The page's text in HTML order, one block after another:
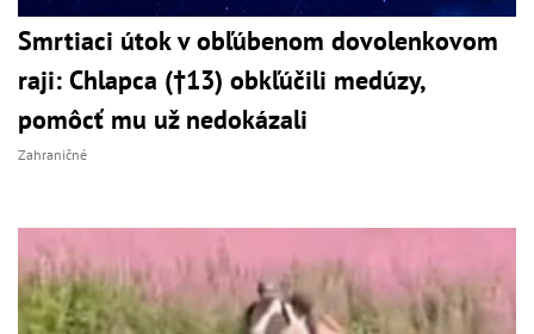
Smrtiaci útok v obľúbenom dovolenkovom
raji: Chlapca (†13) obkľúčili medúzy,
pomôcť mu už nedokázali
Zahraničné